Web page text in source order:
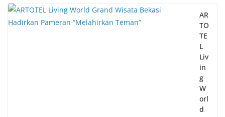
AR
TO
TE
L
Liv
in
g
W
orl
d